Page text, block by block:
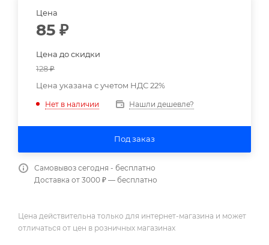
Цена
85 ₽
Цена до скидки
128₽
Цена указана с учетом НДС 22%
Нет в наличии Нашли дешевле?
Под заказ
Самовывоз сегодня - бесплатно
Доставка от 3000 ₽ — бесплатно
Цена действительна только для интернет-магазина и может
отличаться от цен в розничных магазинах